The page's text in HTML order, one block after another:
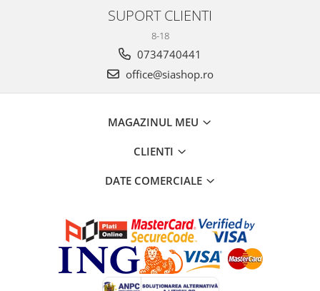
SUPORT CLIENTI
8-18
0734740441
office@siashop.ro
MAGAZINUL MEU
CLIENTI
DATE COMERCIALE